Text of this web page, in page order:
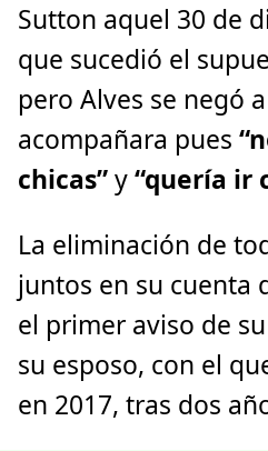
Sutton aquel 30 de
que sucedió el
pero Alves se negó
acompañara pues
chicas”y“quería ir
La eliminación de
juntos en su cuenta
el primer aviso de
su esposo, con el
en 2017, tras dos